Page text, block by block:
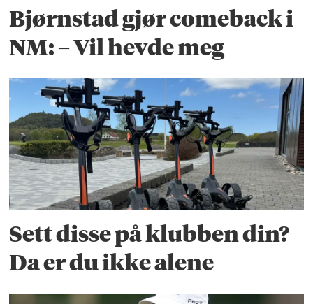
Bjørnstad gjør comeback i
NM: – Vil hevde meg
Sett disse på klubben din?
Da er du ikke alene